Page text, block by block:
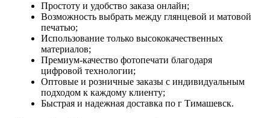
Простоту и удобство заказа онлайн;
Возможность выбрать между глянцевой и матовой
печатью;
Использование только высококачественных
материалов;
Премиум-качество фотопечати благодаря
цифровой технологии;
Оптовые и розничные заказы с индивидуальным
подходом к каждому клиенту;
Быстрая и надежная доставка по г Тимашевск.